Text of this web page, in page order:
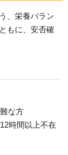
、栄養バラン
もに、安否確
な方
時間以上不在